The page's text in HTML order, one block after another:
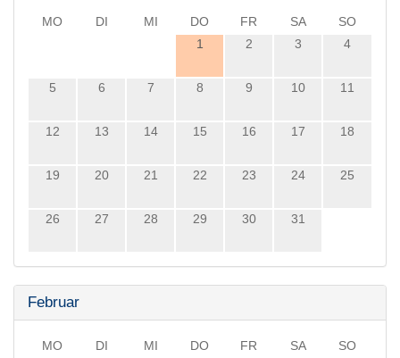
MO DI MI DO FR SA
SO
1
2 3 4
5 6 7 8 9 10 11
12 13 14 15 16 17 18
19 20 21 22 23 24 25
26 27 28 29 30 31
Februar
MO DI MI DO FR SA
SO